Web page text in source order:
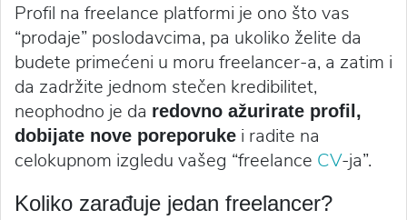
Profil na freelance platformi je ono što vas
“prodaje” poslodavcima, pa ukoliko želite da
budete primećeni u moru freelancer-a, a zatim i
da zadržite jednom stečen kredibilitet,
neophodno je da redovno ažurirate profil,
dobijate nove poreporuke i radite na
celokupnom izgledu vašeg “freelance CV-ja”.
Koliko zarađuje jedan freelancer?